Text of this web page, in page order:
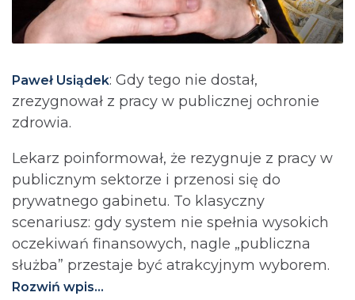
Paweł Usiądek: Gdy tego nie dostał,
zrezygnował z pracy w publicznej ochronie
zdrowia.
Lekarz poinformował, że rezygnuje z pracy w
publicznym sektorze i przenosi się do
prywatnego gabinetu. To klasyczny
scenariusz: gdy system nie spełnia wysokich
oczekiwań finansowych, nagle „publiczna
służba” przestaje być atrakcyjnym wyborem.
Rozwiń wpis...